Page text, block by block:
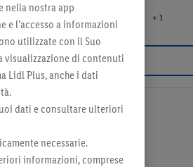
del negozio + 1
nella nostra app
e l’accesso a informazioni
utilizzate con il Suo
visualizzazione di contenuti
Lidl Plus, anche i dati
dati e consultare ulteriori
necessarie.
informazioni, comprese